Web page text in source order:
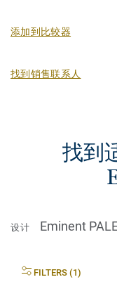
添加到比较器
找到销售联系人
找到
设计 Eminent
FILTERS (1)